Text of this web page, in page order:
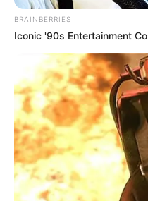
BRAINBERRIES
Iconic '90s Entertainment